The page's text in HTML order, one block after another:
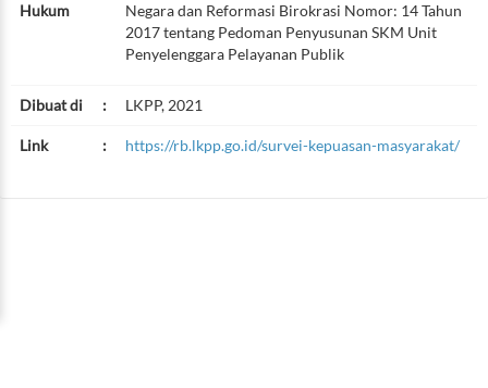
Hukum
Negara dan Reformasi Birokrasi Nomor: 14 Tahun
2017 tentang Pedoman Penyusunan SKM Unit
Penyelenggara Pelayanan Publik
Dibuat di : LKPP, 2021
Link : https://rb.lkpp.go.id/survei-kepuasan-masyarakat/